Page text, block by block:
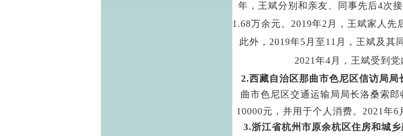
年，王斌分别和亲友、同事先后4次
1.68万余元。 2019年2 月，王斌家人先
此外， 2019年5 月至11 月，王斌及其
2021 年4 月，王斌受到
2.西藏自治区那曲市色尼区信访局局
曲市色尼区交通运输局局长洛桑索
10000元，并用于个人消费。 2021 年6
3.浙江省杭州市原余杭区住房和城